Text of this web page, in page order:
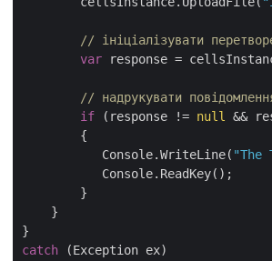
// ініціалізувати
var response =
// надрукувати
if (response != null &&
        {
           Console.WriteLine(
"The
           Console.ReadKey();
        }
    }
catch (Exception ex)